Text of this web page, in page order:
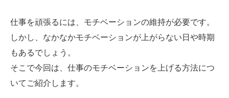
仕事を頑張るには、モチベーションの維持が必要です。
しかし、なかなかモチベーションが上がらない日や時期
もあるでしょう。
そこで今回は、仕事のモチベーションを上げる方法につ
いてご紹介します。